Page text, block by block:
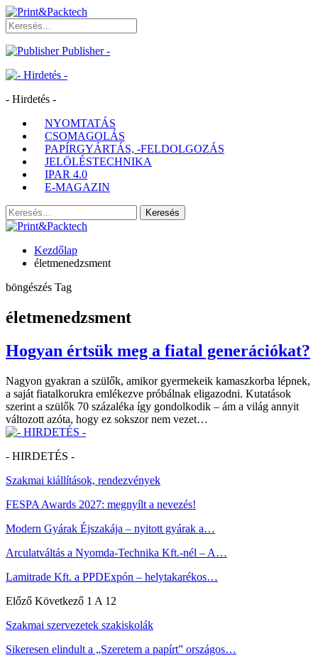
Publisher -
- Hirdetés -
NYOMTATÁS
CSOMAGOLÁS
PAPÍRGYÁRTÁS, -FELDOLGOZÁS
JELÖLÉSTECHNIKA
IPAR 4.0
E-MAGAZIN
Kezdőlap
életmenedzsment
böngészés Tag
életmenedzsment
Hogyan értsük meg a fiatal generációkat?
Nagyon gyakran a szülők, amikor gyermekeik kamaszkorba lépnek,
a saját fiatalkorukra emlékezve próbálnak eligazodni. Kutatások
szerint a szülők 70 százaléka így gondolkodik – ám a világ annyit
változott azóta, hogy ez sokszor nem vezet…
- HIRDETÉS -
Szakmai kiállítások, rendezvények
FESPA Awards 2027: megnyílt a nevezés!
Modern Gyárak Éjszakája – nyitott gyárak a…
Arculatváltás a Nyomda-Technika Kft.-nél – A…
Lamitrade Kft. a PPDExpón – helytakarékos…
Előző Következő 1 A 12
Szakmai szervezetek szakiskolák
Sikeresen elindult a „Szeretem a papírt” országos…